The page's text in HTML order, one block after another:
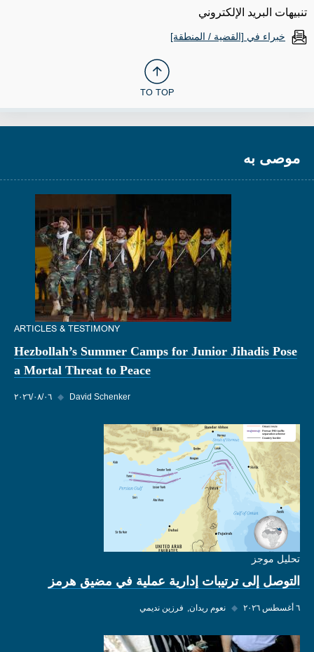
تنبيهات البريد الإلكتروني
خبراء في [القضية / المنطقة]
TO TOP
موصى به
ARTICLES & TESTIMONY
Hezbollah’s Summer Camps for Junior Jihadis Pose
a Mortal Threat to Peace
٠٦‏/٠٨‏/٢٠٢٦ ◆ David Schenker
تحليل موجز
التوصل إلى ترتيبات إدارية عملية في مضيق هرمز
٦ أغسطس ٢٠٢٦ ◆ نعوم ريدان فرزين نديمي